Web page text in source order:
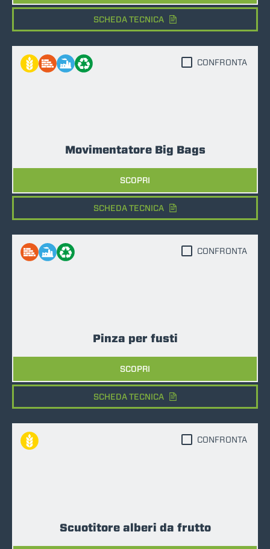
SCHEDA TECNICA
Movimentatore Big Bags
SCOPRI
CONFRONTA
SCHEDA TECNICA
Pinza per fusti
SCOPRI
CONFRONTA
SCHEDA TECNICA
Scuotitore alberi da frutto
CONFRONTA